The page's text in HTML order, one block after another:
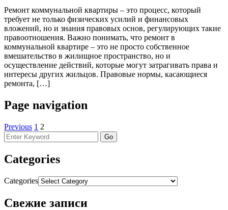
Ремонт коммунальной квартиры – это процесс, который
требует не только физических усилий и финансовых
вложений, но и знания правовых основ, регулирующих такие
правоотношения. Важно понимать, что ремонт в
коммунальной квартире – это не просто собственное
вмешательство в жилищное пространство, но и
осуществление действий, которые могут затрагивать права и
интересы других жильцов. Правовые нормы, касающиеся
ремонта, […]
Page navigation
Previous 1 2
Categories
Categories
Свежие записи